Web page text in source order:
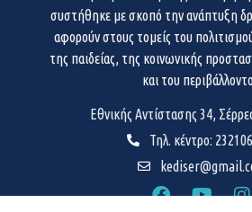
συστήθηκε με σκοπό την ανάπτυξη
αφορούν στους τομείς του
της παιδείας, της κοινωνικής
και του
Εθνικής Αντίστασης 34,
Τηλ. κέντρο: